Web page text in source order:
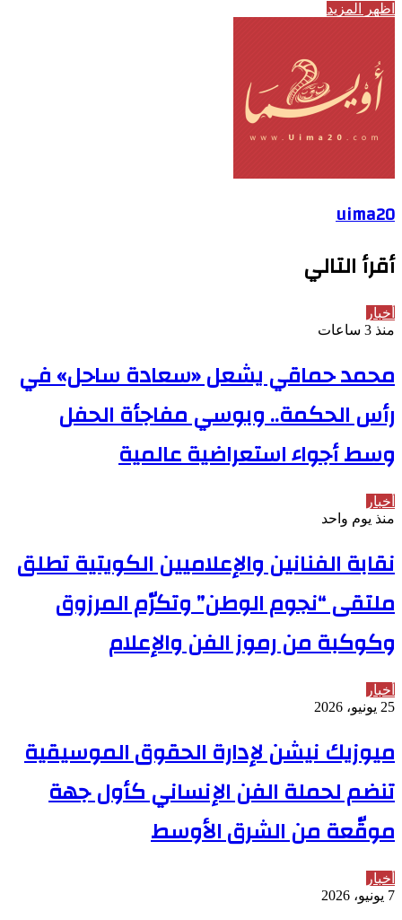
اظهر المزيد
uima20
أقرأ التالي
أخبار
منذ 3 ساعات
محمد حماقي يشعل «سعادة ساحل» في
رأس الحكمة.. وبوسي مفاجأة الحفل
وسط أجواء استعراضية عالمية
أخبار
منذ يوم واحد
نقابة الفنانين والإعلاميين الكويتية تطلق
ملتقى “نجوم الوطن” وتكرّم المرزوق
وكوكبة من رموز الفن والإعلام
أخبار
25 يونيو، 2026
ميوزيك نيشن لإدارة الحقوق الموسيقية
تنضم لحملة الفن الإنساني كأول جهة
موقّعة من الشرق الأوسط
أخبار
7 يونيو، 2026